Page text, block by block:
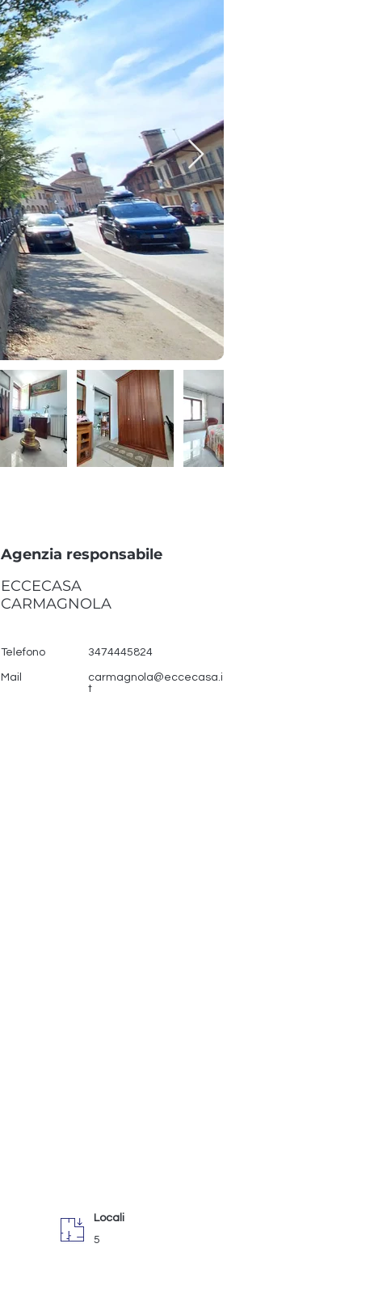
Agenzia responsabile
ECCECASA
CARMAGNOLA
Telefono
Mail
3474445824
carmagnola@eccecasa.i
t
Locali
5